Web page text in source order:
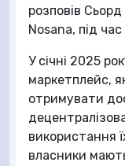
розповів
Nosana, під
У січні 2025
маркетплейс,
отримувати
використання
власники